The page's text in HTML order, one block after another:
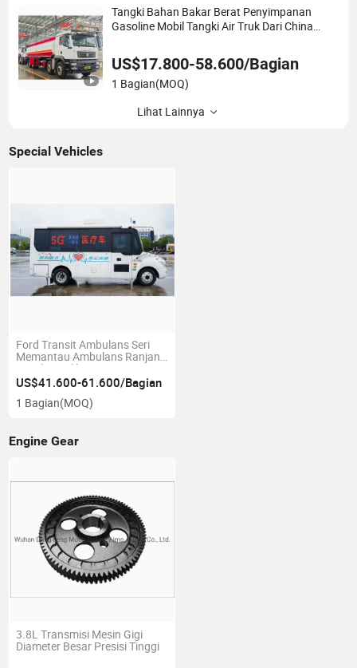
Tangki Bahan Bakar Berat Penyimpanan
Gasoline Mobil Tangki Air Truk Dari China
US$17.800-58.600/Bagian
1 Bagian(MOQ)
Lihat Lainnya
Special Vehicles
Ford Transit Ambulans Seri
Memantau Ambulans Ranjang
Lengkap Pilihan Kursi
Beragam Kapasitas Angkut
Besar
US$41.600-61.600/Bagian
1 Bagian(MOQ)
Engine Gear
3.8L Transmisi Mesin Gigi
Diameter Besar Presisi Tinggi